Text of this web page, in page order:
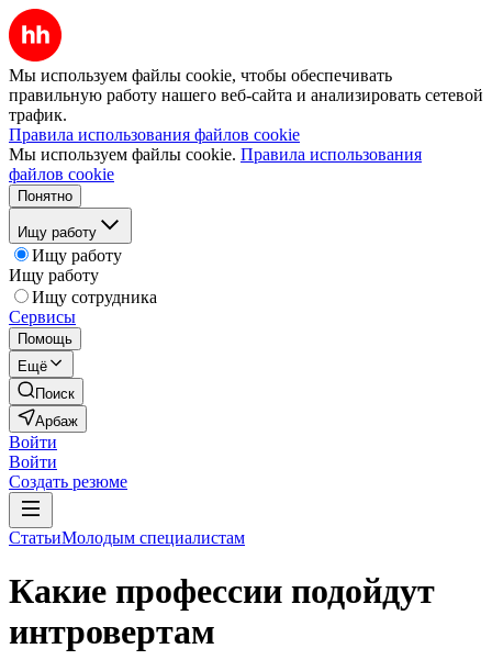
Мы используем файлы cookie, чтобы обеспечивать
правильную работу нашего веб-сайта и анализировать сетевой
трафик.
Правила использования файлов cookie
Мы используем файлы cookie. Правила использования
файлов cookie
Понятно
Ищу работу
Ищу работу
Ищу работу
Ищу сотрудника
Сервисы
Помощь
Ещё
Поиск
Арбаж
Войти
Войти
Создать резюме
СтатьиМолодым специалистам
Какие профессии подойдут
интровертам